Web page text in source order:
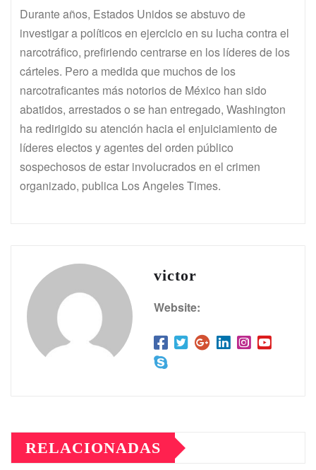
Durante años, Estados Unidos se abstuvo de
investigar a políticos en ejercicio en su lucha contra el
narcotráfico, prefiriendo centrarse en los líderes de los
cárteles. Pero a medida que muchos de los
narcotraficantes más notorios de México han sido
abatidos, arrestados o se han entregado, Washington
ha redirigido su atención hacia el enjuiciamiento de
líderes electos y agentes del orden público
sospechosos de estar involucrados en el crimen
organizado, publica Los Angeles Times.
victor
Website:
RELACIONADAS